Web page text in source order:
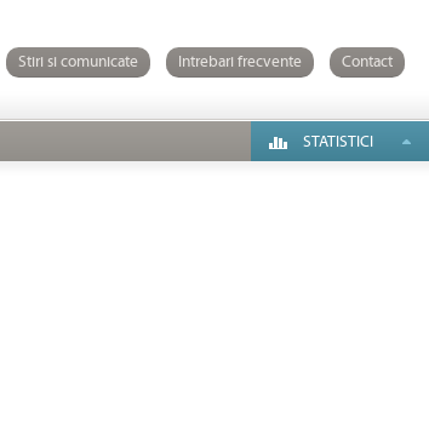
Stiri si comunicate Intrebari frecvente Contact
STATISTICI